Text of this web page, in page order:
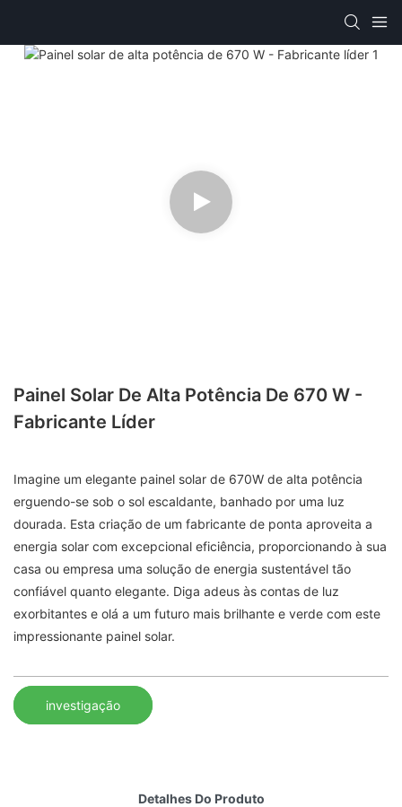
Painel Solar De Alta Potência De 670 W -
Fabricante Líder
Imagine um elegante painel solar de 670W de alta potência
erguendo-se sob o sol escaldante, banhado por uma luz
dourada. Esta criação de um fabricante de ponta aproveita a
energia solar com excepcional eficiência, proporcionando à sua
casa ou empresa uma solução de energia sustentável tão
confiável quanto elegante. Diga adeus às contas de luz
exorbitantes e olá a um futuro mais brilhante e verde com este
impressionante painel solar.
investigação
Detalhes Do Produto